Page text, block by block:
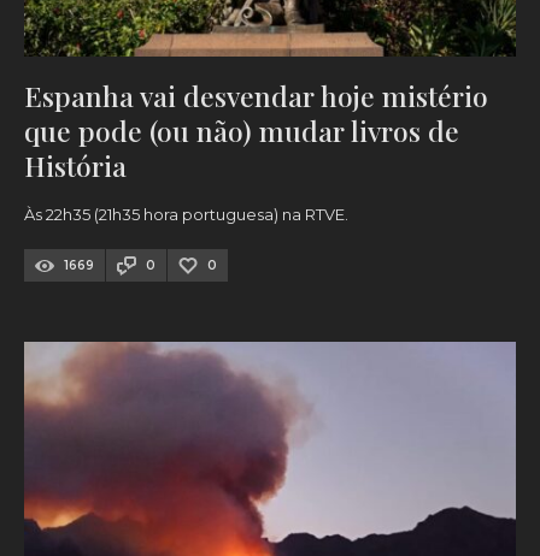
Espanha vai desvendar hoje mistério
que pode (ou não) mudar livros de
História
Às 22h35 (21h35 hora portuguesa) na RTVE.
1669 0 0